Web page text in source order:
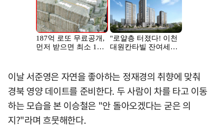
이날 서준영은 자연을 좋아하는 정재경의 취향에 맞춰
경북 영양 데이트를 준비한다. 두 사람이 차를 타고 이동
하는 모습을 본 이승철은 "안 돌아오겠다는 굳은 의
지?"라며 흐뭇해한다.